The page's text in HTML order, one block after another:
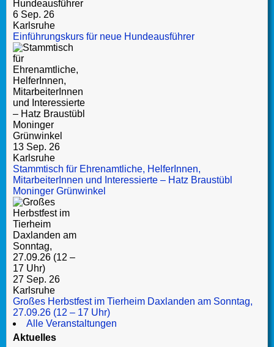
6 Sep. 26
Karlsruhe
Einführungskurs für neue Hundeausführer
13 Sep. 26
Karlsruhe
Stammtisch für Ehrenamtliche, HelferInnen,
MitarbeiterInnen und Interessierte – Hatz Braustübl
Moninger Grünwinkel
27 Sep. 26
Karlsruhe
Großes Herbstfest im Tierheim Daxlanden am Sonntag,
27.09.26 (12 – 17 Uhr)
Alle Veranstaltungen
Aktuelles